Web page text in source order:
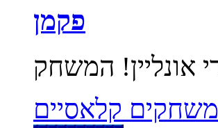
פקמן
משחקים קלאסיים